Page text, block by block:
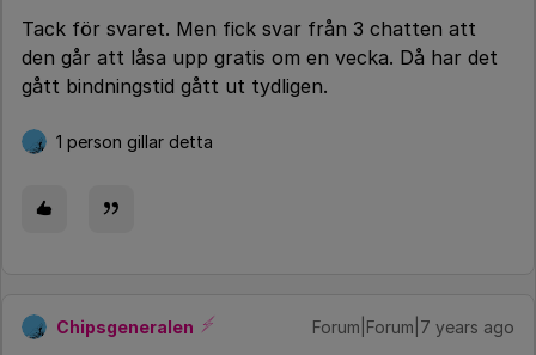
Tack för svaret. Men fick svar från 3 chatten att
den går att låsa upp gratis om en vecka. Då har det
gått bindningstid gått ut tydligen.
1 person gillar detta
Chipsgeneralen Forum|Forum|7 years ago